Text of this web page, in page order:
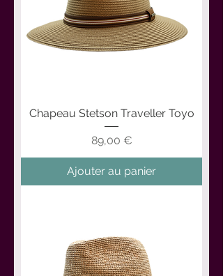
Chapeau Stetson Traveller Toyo
Prix
89,00 €
Ajouter au panier